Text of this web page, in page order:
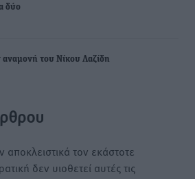
δύο
αναμονή του Νίκου Λαζίδη
τον εκάστοτε
δεν υιοθετεί αυτές τις